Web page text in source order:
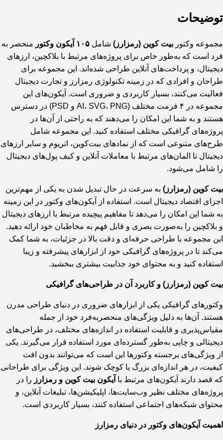
توضیحات
مجموعه وکتور بیت کوین (رمزارز) شامل ۱۰۵ آیکون وکتور
منحصر به
فرد است که به‌طور خاص برای پروژه‌های مرتبط با بلاکچین، ارزهای
دیجیتال، و پرداخت‌های آنلاین طراحی شده‌اند. این مجموعه برای
طراحان و افرادی که در زمینه تکنولوژی رمزارز و تجارت دیجیتال
فعالیت می‌کنند، بسیار کاربردی و ضروری است. آیکون‌های این
مجموعه در ۴ فرمت مختلف (AI، SVG، PNG و PSD) در دسترس
هستند و به شما این امکان را می‌دهند که به راحتی از آن‌ها در
پروژه‌های گرافیکی مختلف استفاده کنید. این مجموعه شامل
طرح‌های متنوعی است که از نمادهای بیت‌کوین، اتریوم و سایر ارزهای
دیجیتال تا المان‌های مرتبط با معاملات آنلاین و کیف پول‌های دیجیتال
را شامل می‌شود.
بیت کوین (رمزارز) به سرعت در حال تبدیل شدن به یکی از مهم‌ترین
اجزای اقتصاد دیجیتال است. استفاده از آیکون‌های وکتور در این زمینه
به شما این امکان را می‌دهد تا مفاهیم پیچیده مرتبط با ارزهای دیجیتال
و بلاکچین را به‌صورت بصری و قابل فهم به مخاطبان خود ارائه دهید.
این مجموعه با طراحی حرفه‌ای و دقت بالا در جزئیات، به شما کمک
می‌کند تا در پروژه‌های گرافیکی خود از ابزارهای پیشرفته و زیبا
استفاده کنید و به محتوای خود جذابیت بیشتری ببخشید.
بیت کوین (رمزارز) و کاربرد آن در طراحی‌های گرافیکی
وکتورهای گرافیکی یکی از ابزارهای ضروری در دنیای طراحی مدرن
هستند. آن‌ها به دلیل ویژگی‌های منحصربه‌فرد خود از جمله
مقیاس‌پذیری و قابلیت استفاده در اندازه‌های مختلف، در طراحی‌های
دیجیتالی و چاپی به‌طور گسترده‌ای مورد استفاده قرار می‌گیرند. یکی
از ویژگی‌های برجسته وکتورها این است که می‌توانند بدون افت
کیفیت، در هر اندازه‌ای بزرگ یا کوچک شوند. این ویژگی برای طراحانی
که قصد دارند آیکون‌های مرتبط با آیکون بیت کوین و رمزارز را در
پروژه‌های مختلف نظیر وب‌سایت‌ها، اپلیکیشن‌ها، تبلیغات آنلاین، و
محتوای شبکه‌های اجتماعی استفاده کنند، بسیار کاربردی است.
اهمیت آیکون‌های وکتور در دنیای رمزارز